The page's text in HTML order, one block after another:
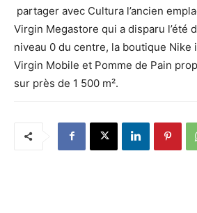
partager avec Cultura l’ancien
Virgin Megastore qui a disparu l’été
niveau 0 du centre, la boutique Nike
Virgin Mobile et Pomme de Pain
sur près de 1 500 m².